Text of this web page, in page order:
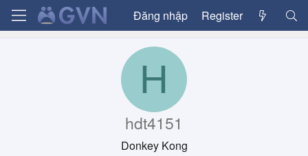
Đăng nhập Register
H
hdt4151
Donkey Kong